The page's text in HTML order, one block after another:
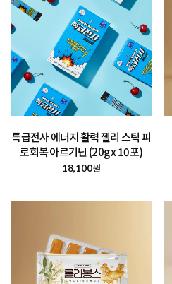
특급전사 에너지 활력 젤리 스틱 피
로회복 아르기닌 (20g x 10포)
18,100원